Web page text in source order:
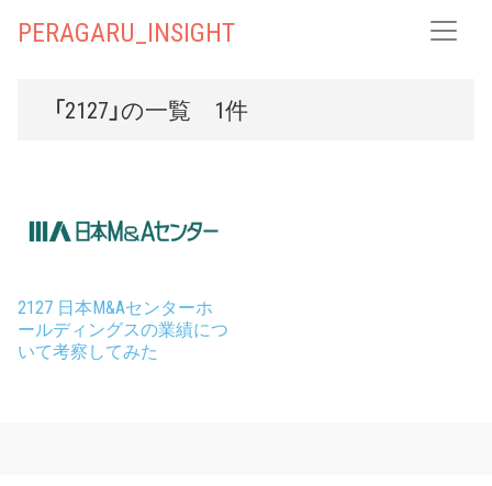
PERAGARU_INSIGHT
「2127」の一覧 1件
2127 日本M&Aセンターホ
ールディングスの業績につ
いて考察してみた